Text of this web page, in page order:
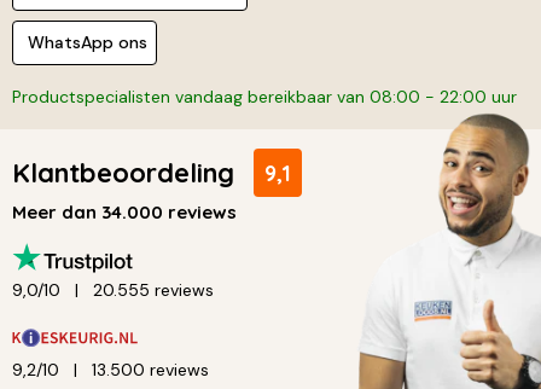
WhatsApp ons
Productspecialisten vandaag bereikbaar van 08:00 - 22:00 uur
Klantbeoordeling 9,1
Meer dan 34.000 reviews
9,0/10 20.555 reviews
9,2/10 13.500 reviews